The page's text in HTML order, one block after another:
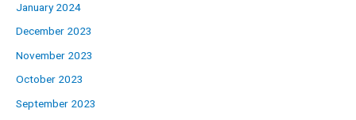
January 2024
December 2023
November 2023
October 2023
September 2023